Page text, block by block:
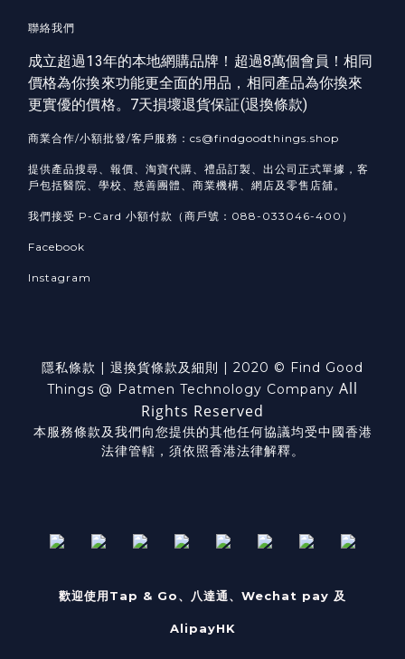
聯絡我們
成立超過13年的本地網購品牌！超過8萬個會員！相同
價格為你換來功能更全面的用品，相同產品為你換來
更實優的價格。7天損壞退貨保証(退換條款)
商業合作/小額批發/客戶服務：cs@findgoodthings.shop
提供產品搜尋、報價、淘寶代購、禮品訂製、出公司正式單據，客
戶包括醫院、學校、慈善團體、商業機構、網店及零售店舖。
我們接受 P-Card 小額付款（商戶號：088-033046-400）
Facebook
Instagram
隱私條款 | 退換貨條款及細則 | 2020 © Find Good
Things @ Patmen Technology Company All
Rights Reserved
本服務條款及我們向您提供的其他任何協議均受中國香港
法律管轄，須依照香港法律解釋。
歡迎使用Tap & Go、八達通、Wechat pay 及
AlipayHK